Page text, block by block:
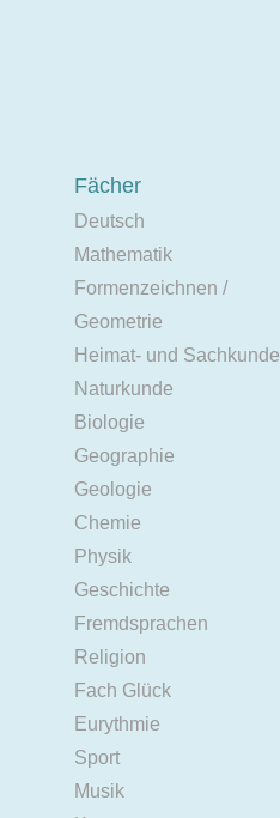
Fächer
Deutsch
Mathematik
Formenzeichnen /
Geometrie
Heimat- und Sachkunde
Naturkunde
Biologie
Geographie
Geologie
Chemie
Physik
Geschichte
Fremdsprachen
Religion
Fach Glück
Eurythmie
Sport
Musik